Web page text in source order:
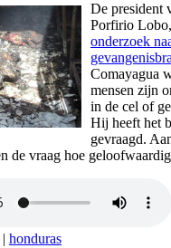
De president
Porfirio
onderzoek
Comayagua
mensen zijn
in de cel of
Hij heeft het
gevraagd.
de vraag hoe
| honduras